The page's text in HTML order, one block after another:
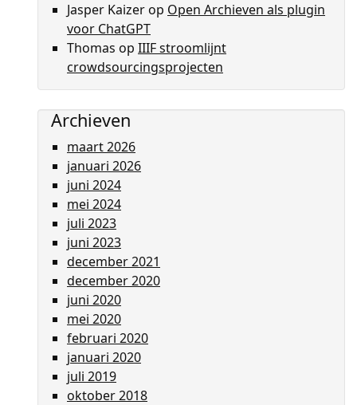
Jasper Kaizerop Open Archieven als plugin
voor ChatGPT
Thomas op IIIF stroomlijnt
crowdsourcingsprojecten
Archieven
maart 2026
januari 2026
juni 2024
mei 2024
juli 2023
juni 2023
december 2021
december 2020
juni 2020
mei 2020
februari 2020
januari 2020
juli 2019
oktober 2018